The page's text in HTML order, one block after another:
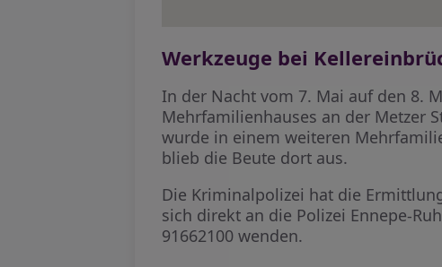
Werkzeuge bei
In der Nacht vom 7. Mai auf den 8.
Mehrfamilienhauses an der Metzer
wurde in einem weiteren
blieb die Beute dort aus.
Die Kriminalpolizei hat die
sich direkt an die Polizei Ennepe-
91662100 wenden.